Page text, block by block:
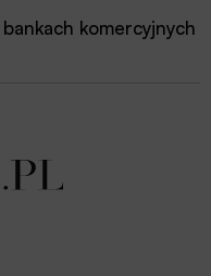
komercyjnych